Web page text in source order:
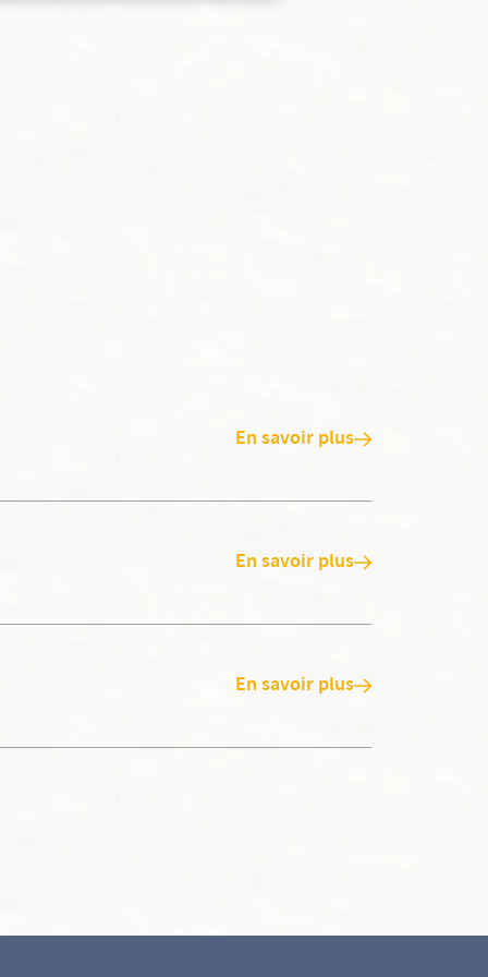
En savoir plus
En savoir plus
En savoir plus